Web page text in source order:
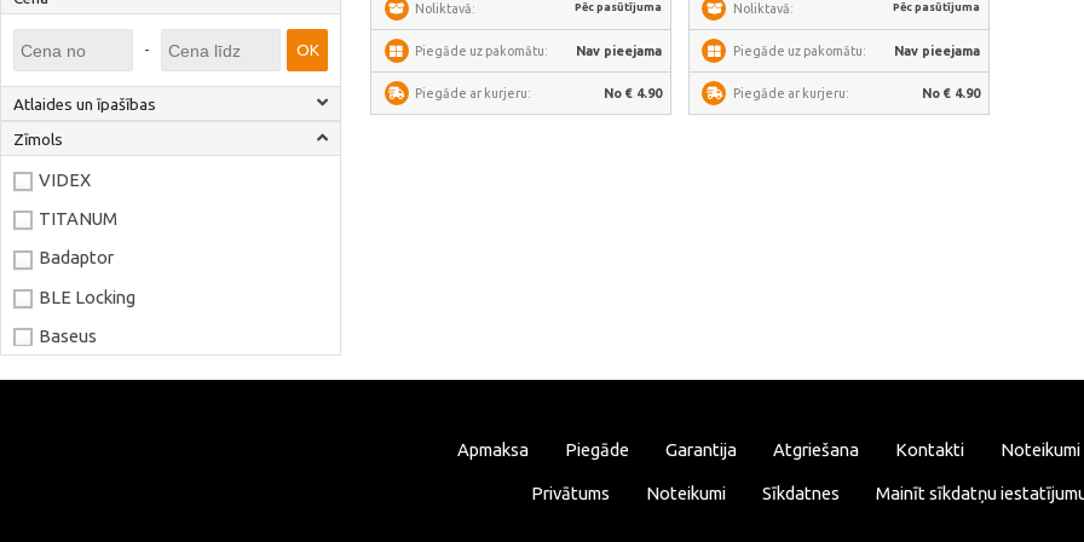
- OK
Atlaides un īpašības
Zīmols
VIDEX
TITANUM
Badaptor
BLE Locking
Baseus
Noliktavā: Pēc pasūtījuma
Piegāde uz pakomātu: Nav pieejama
Piegāde ar kurjeru: No € 4.90
Noliktavā: Pēc pasūtījuma
Piegāde uz pakomātu: Nav pieejama
Piegāde ar kurjeru: No € 4.90
Apmaksa Piegāde Garantija Atgriešana Kontakti Noteikumi
Privātums Noteikumi Sīkdatnes Mainīt sīkdatņu